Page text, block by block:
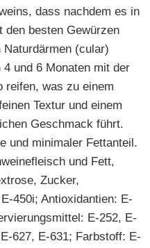
dass nachdem es in
den besten Gewürzen
(cular)
und 6 Monaten mit der
reifen, was zu einem
Textur und einem
Geschmack führt.
und minimaler Fettanteil.
und Fett,
Zucker,
450i; Antioxidantien: E-
E-252, E-
627, E-631; Farbstoff: E-